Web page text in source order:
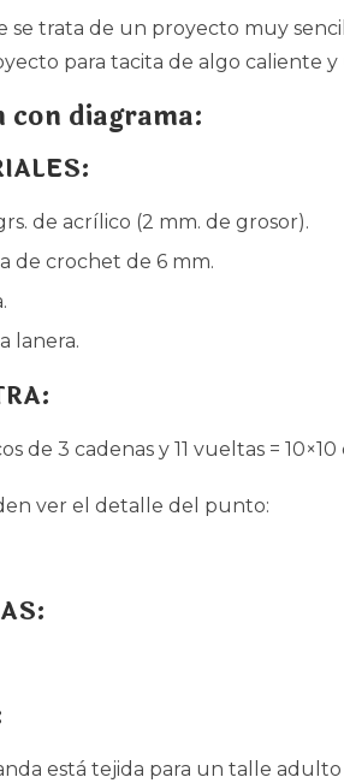
se trata de un proyecto muy
para tacita de algo caliente y
con diagrama:
de acrílico (2 mm. de grosor).
de crochet de 6 mm.
lanera.
de 3 cadenas y 11 vueltas = 10×10
ver el detalle del punto:
está tejida para un talle